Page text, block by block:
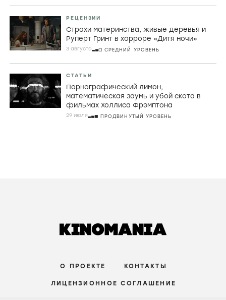
Искусство быть идиоткой. Как Дайан
Морган продолжает последнюю
великую традицию британской
комедии
7 АВГУСТА НАЧАЛЬНЫЙ УРОВЕНЬ
РЕЦЕНЗИИ
Джордж МакКей, корнуоллские рыбаки и
провал во времени в «Розе Невады»
6 августа ПРОДВИНУТЫЙ УРОВЕНЬ
математическая заумь и убой скота в
фильмах Холлиса Фрэмптона